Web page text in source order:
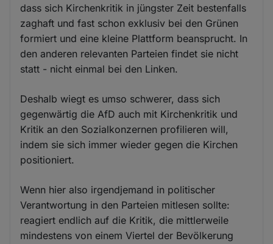
dass sich Kirchenkritik in jüngster Zeit bestenfalls
zaghaft und fast schon exklusiv bei den Grünen
formiert und eine kleine Plattform beansprucht. In
den anderen relevanten Parteien findet sie nicht
statt - nicht einmal bei den Linken.
Deshalb wiegt es umso schwerer, dass sich
gegenwärtig die AfD auch mit Kirchenkritik und
Kritik an den Sozialkonzernen profilieren will,
indem sie sich immer wieder gegen die Kirchen
positioniert.
Wenn hier also irgendjemand in politischer
Verantwortung in den Parteien mitlesen sollte:
reagiert endlich auf die Kritik, die mittlerweile
mindestens von einem Viertel der Bevölkerung